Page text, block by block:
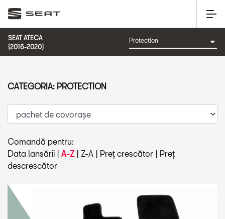
SEAT ATECA
(2016-2020)
Comandă pentru:
Data lansării | A-Z| Z-A | Preț crescător | Preț
descrescător
CATEGORIA: PROTECTION